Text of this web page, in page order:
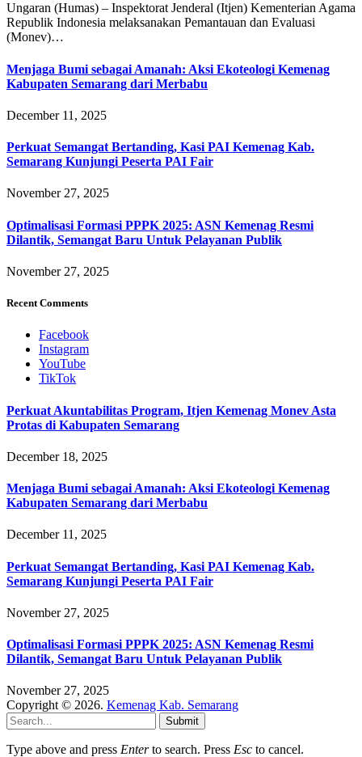
Ungaran (Humas) – Inspektorat Jenderal (Itjen) Kementerian Agama
Republik Indonesia melaksanakan Pemantauan dan Evaluasi
(Monev)…
Menjaga Bumi sebagai Amanah: Aksi Ekoteologi Kemenag
Kabupaten Semarang dari Merbabu
December 11, 2025
Perkuat Semangat Bertanding, Kasi PAI Kemenag Kab.
Semarang Kunjungi Peserta PAI Fair
November 27, 2025
Optimalisasi Formasi PPPK 2025: ASN Kemenag Resmi
Dilantik, Semangat Baru Untuk Pelayanan Publik
November 27, 2025
Recent Comments
Facebook
Instagram
YouTube
TikTok
Perkuat Akuntabilitas Program, Itjen Kemenag Monev Asta
Protas di Kabupaten Semarang
December 18, 2025
Menjaga Bumi sebagai Amanah: Aksi Ekoteologi Kemenag
Kabupaten Semarang dari Merbabu
December 11, 2025
Perkuat Semangat Bertanding, Kasi PAI Kemenag Kab.
Semarang Kunjungi Peserta PAI Fair
November 27, 2025
Optimalisasi Formasi PPPK 2025: ASN Kemenag Resmi
Dilantik, Semangat Baru Untuk Pelayanan Publik
November 27, 2025
Copyright © 2026. Kemenag Kab. Semarang
Submit
Type above and press Enterto search. Press Esc to cancel.